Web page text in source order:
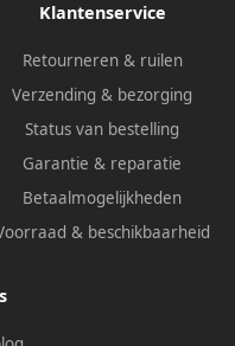
Klantenservice
Retourneren & ruilen
Verzending & bezorging
Status van bestelling
Garantie & reparatie
Betaalmogelijkheden
& beschikbaarheid